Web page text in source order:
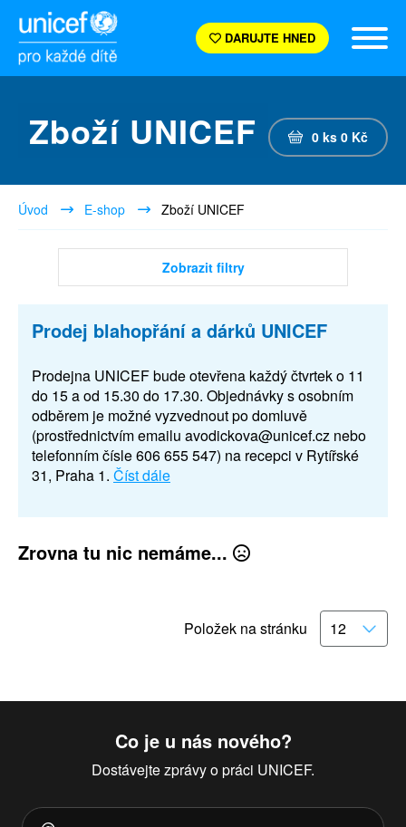
DARUJTE HNED
Zboží UNICEF 0 ks 0 Kč
Úvod E-shop Zboží UNICEF
Zobrazit filtry
Prodej blahopřání a dárků UNICEF
Prodejna UNICEF bude otevřena každý čtvrtek o 11
do 15 a od 15.30 do 17.30. Objednávky s osobním
odběrem je možné vyzvednout po domluvě
(prostřednictvím emailu avodickova@unicef.cz nebo
telefonním čísle 606 655 547) na recepci v Rytířské
31, Praha 1. Číst dále
Zrovna tu nic nemáme...
Položek na stránku
Co je u nás nového?
Dostávejte zprávy o práci UNICEF.